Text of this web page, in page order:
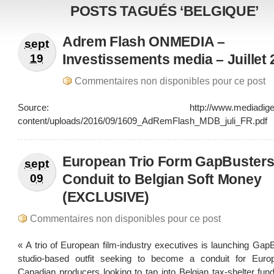
POSTS TAGUÉS ‘BELGIQUE’
sept
19
Adrem Flash ONMEDIA –
Investissements media – Juillet
Commentaires non disponibles pour ce post
Source: http://
content/uploads/2016/09/1609_AdRemFlash_MDB_juli_FR.pdf
sept
09
European Trio Form
Conduit to Belgian Soft Money
(EXCLUSIVE)
Commentaires non disponibles pour ce post
« A trio of European film-industry executives is launching
studio-based outfit seeking to become a conduit for
Canadian producers looking to tap into Belgian tax-shelter